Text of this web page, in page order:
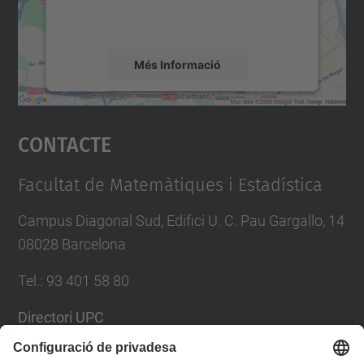
Més Informació
Accepta
powered by
Contacte
Facultat de Matemàtiques i Estadística
Campus Diagonal Sud, Edifici U. C. Pau Gargallo, 14
08028 Barcelona
Tel. : 93 401 58 80
Directori UPC
Formulari de contacte